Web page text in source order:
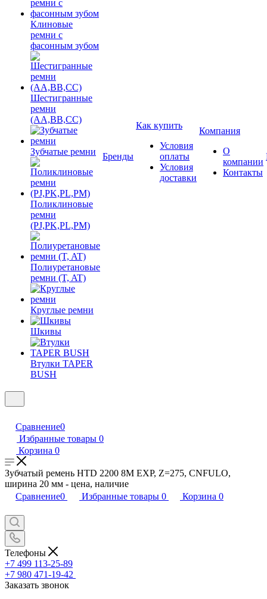
Клиновые
ремни с
фасонным зубом
Шестигранные
ремни
(AA,BB,CC)
Зубчатые ремни
Поликлиновые
ремни
(PJ,PK,PL,PM)
Полиуретановые
ремни (T, AT)
Круглые ремни
Шкивы
Втулки TAPER
BUSH
Бренды
Как купить
Условия
оплаты
Условия
доставки
Компания
О
компании
Контакты
Сравнение0
Избранные товары 0
Корзина 0
Зубчатый ремень HTD 2200 8M EXP, Z=275, CNFULO,
ширина 20 мм - цена, наличие
Сравнение0 Избранные товары 0 Корзина 0
Телефоны
+7 499 113-25-89
+7 980 471-19-42
Заказать звонок